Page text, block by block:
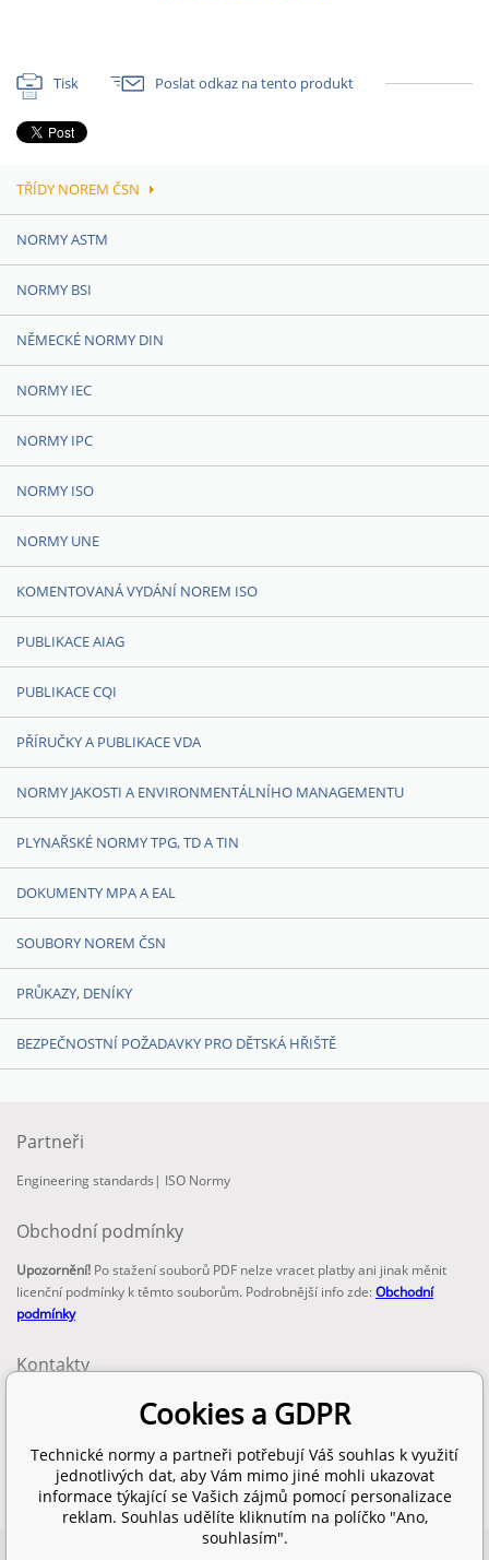
Tisk Poslat odkaz na tento produkt
TŘÍDY NOREM ČSN
NORMY ASTM
NORMY BSI
NĚMECKÉ NORMY DIN
NORMY IEC
NORMY IPC
NORMY ISO
NORMY UNE
KOMENTOVANÁ VYDÁNÍ NOREM ISO
PUBLIKACE AIAG
PUBLIKACE CQI
PŘÍRUČKY A PUBLIKACE VDA
NORMY JAKOSTI A ENVIRONMENTÁLNÍHO MANAGEMENTU
PLYNAŘSKÉ NORMY TPG, TD A TIN
DOKUMENTY MPA A EAL
SOUBORY NOREM ČSN
PRŮKAZY, DENÍKY
BEZPEČNOSTNÍ POŽADAVKY PRO DĚTSKÁ HŘIŠTĚ
Partneři
Engineering standards | ISO Normy
Obchodní podmínky
Upozornění! Po stažení souborů PDF nelze vracet platby ani jinak měnit
licenční podmínky k těmto souborům. Podrobnější info zde:Obchodní
podmínky
Kontakty
info@technickenormy.cz
obchod@technickenormy.cz
Telefon:
+420 377 387 684
Cookies a GDPR
Technické normy a partneři potřebují Váš souhlas k využití
jednotlivých dat, aby Vám mimo jiné mohli ukazovat
informace týkající se Vašich zájmů pomocí personalizace
reklam. Souhlas udělíte kliknutím na políčko "Ano,
souhlasím".